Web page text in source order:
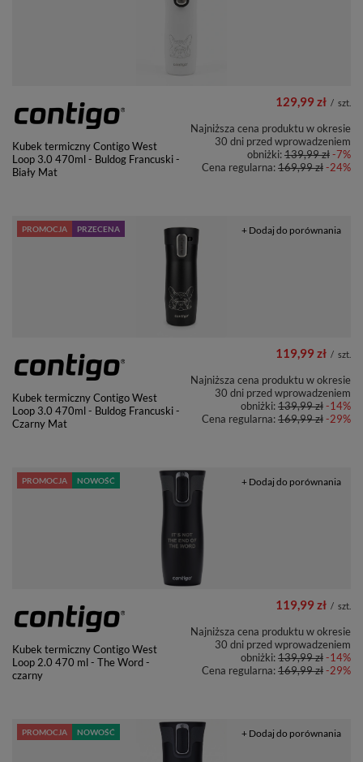
Kubek termiczny Contigo West
Loop 3.0 470ml - Buldog Francuski -
Biały Mat
129,99 zł / szt.
Najniższa cena produktu w okresie
30 dni przed wprowadzeniem
obniżki:139,99 zł-7%
Cena regularna:169,99 zł-24%
PROMOCJA PRZECENA
Kubek termiczny Contigo West
Loop 3.0 470ml - Buldog Francuski -
Czarny Mat
119,99 zł / szt.
Najniższa cena produktu w okresie
30 dni przed wprowadzeniem
obniżki:139,99 zł-14%
Cena regularna:169,99 zł-29%
+ Dodaj do porównania
PROMOCJA NOWOŚĆ
Kubek termiczny Contigo West
Loop 2.0 470 ml - The Word -
czarny
119,99 zł / szt.
Najniższa cena produktu w okresie
30 dni przed wprowadzeniem
obniżki:139,99 zł-14%
Cena regularna:169,99 zł-29%
+ Dodaj do porównania
PROMOCJA NOWOŚĆ + Dodaj do porównania